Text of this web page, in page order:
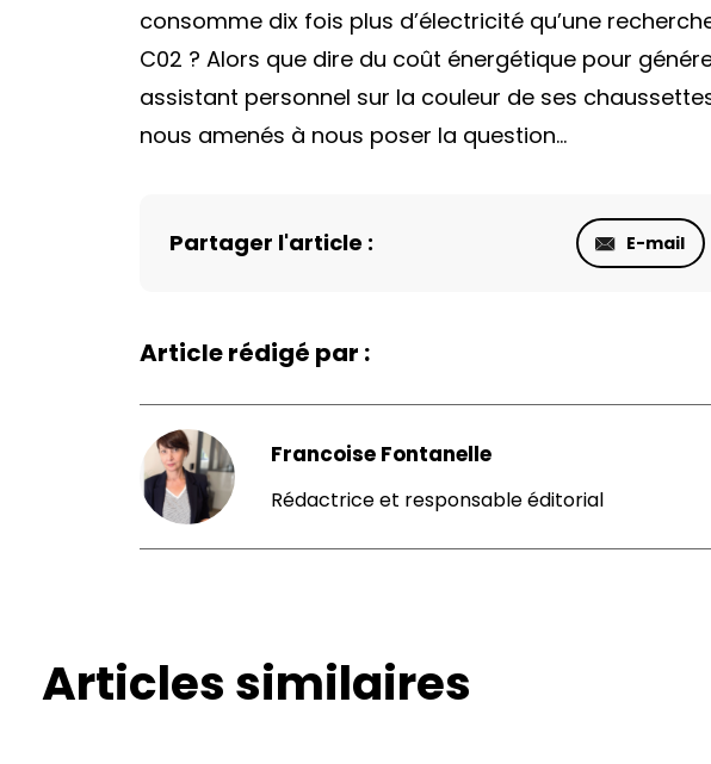
consomme dix fois plus d’électricité qu’une
C02 ? Alors que dire du coût énergétique pour
assistant personnel sur la couleur de ses
nous amenés à nous poser la question…
Partager l'article : E-mail
Article rédigé par :
Francoise Fontanelle
Rédactrice et responsable éditorial
Articles similaires